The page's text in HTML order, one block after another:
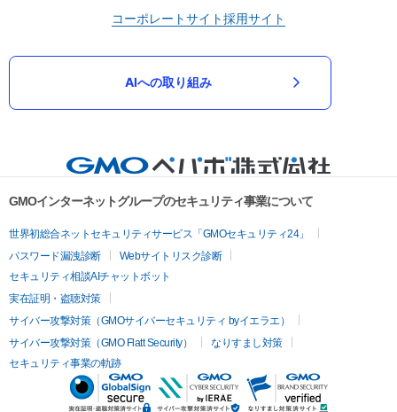
コーポレートサイト採用サイト
AIへの取り組み
GMOインターネットグループのセキュリティ事業について
世界初総合ネットセキュリティサービス「GMOセキュリティ24」
パスワード漏洩診断
Webサイトリスク診断
セキュリティ相談AIチャットボット
実在証明・盗聴対策
サイバー攻撃対策（GMOサイバーセキュリティ byイエラエ）
サイバー攻撃対策（GMO Flatt Security）
なりすまし対策
セキュリティ事業の軌跡